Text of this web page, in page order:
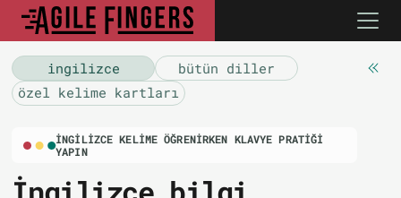
i̇ngilizce
bütün diller
özel kelime kartları
İNGILIZCE KELIME ÖĞRENIRKEN KLAVYE PRATIĞI
YAPIN